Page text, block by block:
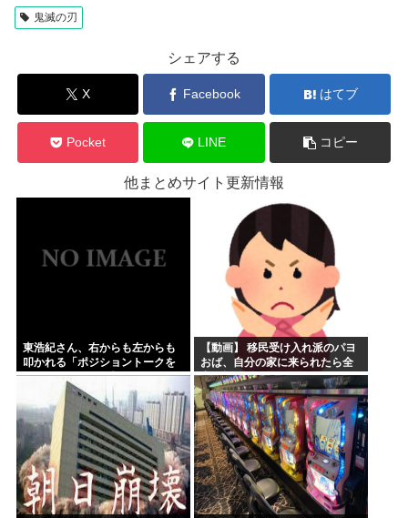
鬼滅の刃
シェアする
X Facebook はてブ
Pocket LINE コピー
他まとめサイト更新情報
東浩紀さん、右からも左からも
叩かれる「ポジショントークを
しないからこそ信頼できる」と
擁護されるwww
【動画】 移民受け入れ派のパヨ
おば、自分の家に来られたら全
力で拒否るｗｗｗｗｗｗｗｗｗ
ｗｗｗ